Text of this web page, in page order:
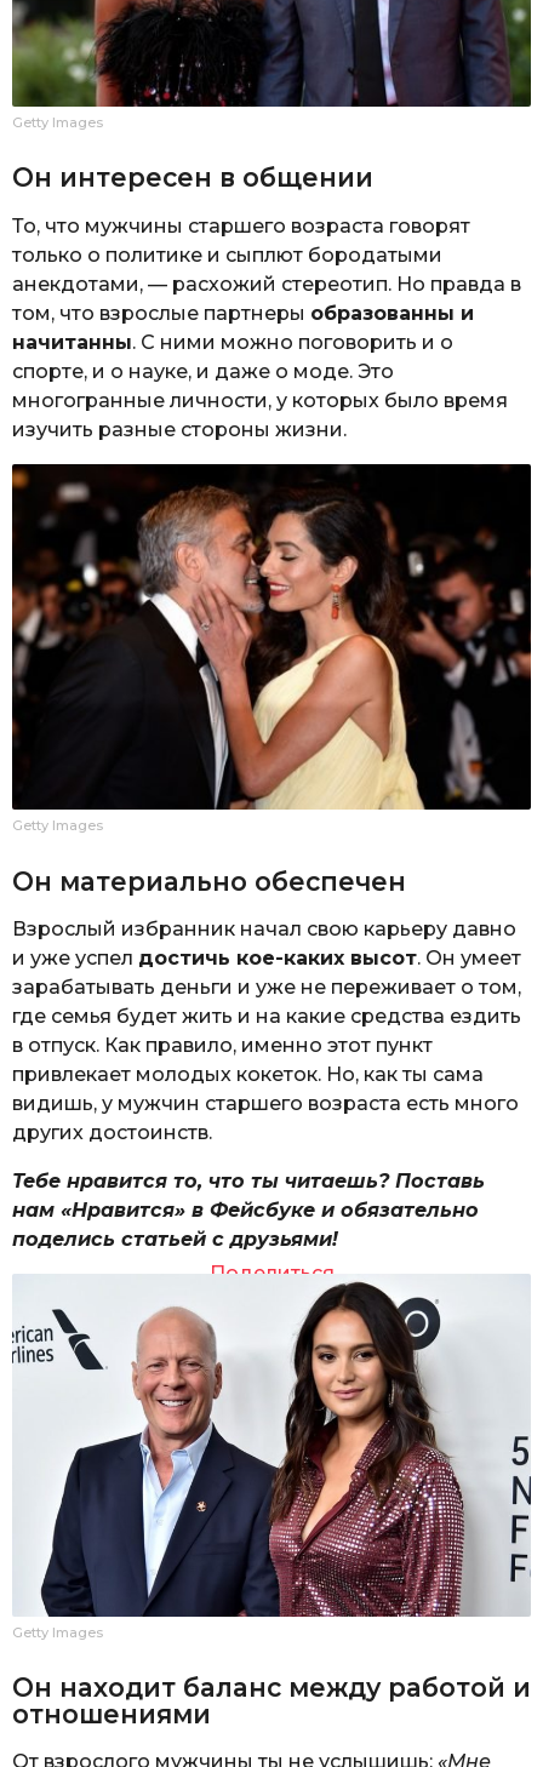
Getty Images
Он интересен в общении
То, что мужчины старшего возраста говорят
только о политике и сыплют бородатыми
анекдотами, — расхожий стереотип. Но правда в
том, что взрослые партнеры образованны и
начитанны. С ними можно поговорить и о
спорте, и о науке, и даже о моде. Это
многогранные личности, у которых было время
изучить разные стороны жизни.
Getty Images
Он материально обеспечен
Взрослый избранник начал свою карьеру давно
и уже успел достичь кое-каких высот. Он умеет
зарабатывать деньги и уже не переживает о том,
где семья будет жить и на какие средства ездить
в отпуск. Как правило, именно этот пункт
привлекает молодых кокеток. Но, как ты сама
видишь, у мужчин старшего возраста есть много
других достоинств.
Тебе нравится то, что ты читаешь? Поставь
нам «Нравится» в Фейсбуке и обязательно
поделись статьей с друзьями!
Поделиться
Getty Images
Он находит баланс между работой и
отношениями
От взрослого мужчины ты не услышишь: «Мне